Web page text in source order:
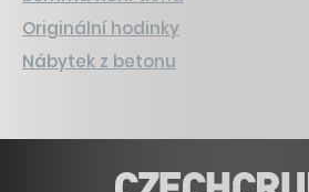
Originální hodinky
Nábytek z betonu